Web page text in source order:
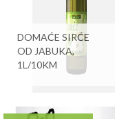
DOMAĆE SIRĆE
OD JABUKA,
1L/10KM